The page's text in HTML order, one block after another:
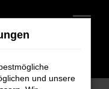
und unsere